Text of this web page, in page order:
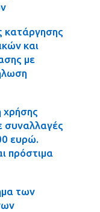
κατάργησης
και
με
συναλλαγές
ευρώ.
πρόστιμα
των